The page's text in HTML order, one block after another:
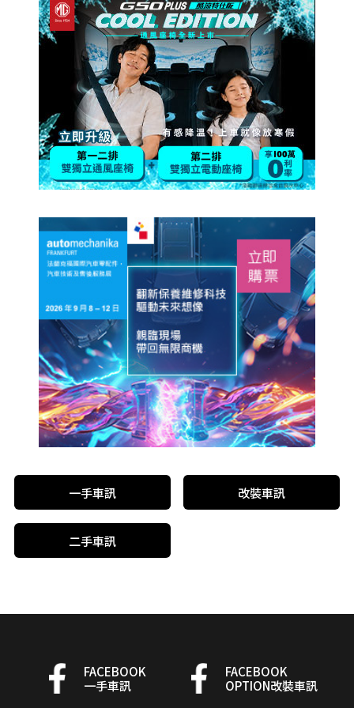
一手車訊 改裝車訊
二手車訊
FACEBOOK
一手車訊
FACEBOOK
OPTION改裝車訊